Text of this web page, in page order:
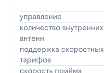
управление
количество внутренних
антенн
поддержка скоростных
тарифов
скорость приёма